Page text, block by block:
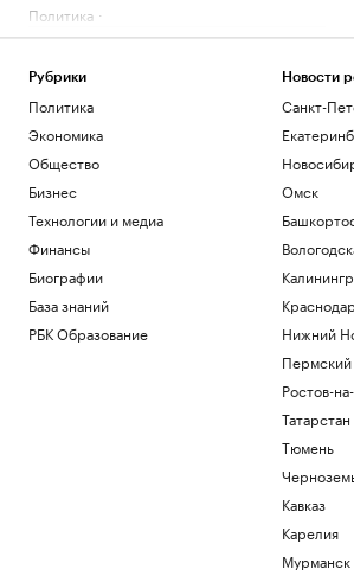
Политика
Как выглядит портрет абитуриента в
Общество
В США рассказали, как помогли
снарядам из Сербии попасть на
Украину
Политика
Рубрики
Политика
Экономика
Общество
Бизнес
Технологии и медиа
Финансы
Биографии
База знаний
РБК Образование
Новости
Санкт-
Омск
Нижний
Пермский
Ростов-
Татарстан
Тюмень
Кавказ
Карелия
Мурманск